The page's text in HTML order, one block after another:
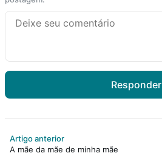
Responder
Artigo anterior
A mãe da mãe de minha mãe